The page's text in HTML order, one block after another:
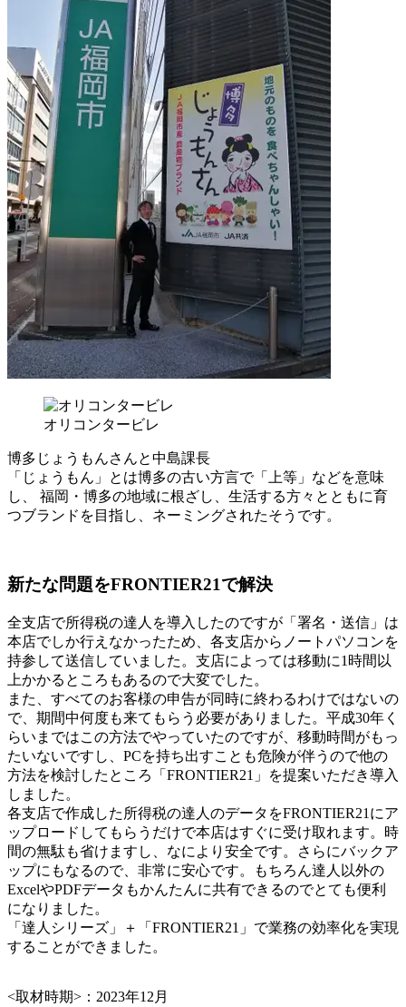
オリコンタービレ
博多じょうもんさんと中島課長
「じょうもん」とは博多の古い方言で「上等」などを意味
し、 福岡・博多の地域に根ざし、生活する方々とともに育
つブランドを目指し、ネーミングされたそうです。
新たな問題をFRONTIER21で解決
全支店で所得税の達人を導入したのですが「署名・送信」は
本店でしか行えなかったため、各支店からノートパソコンを
持参して送信していました。支店によっては移動に1時間以
上かかるところもあるので大変でした。
また、すべてのお客様の申告が同時に終わるわけではないの
で、期間中何度も来てもらう必要がありました。平成30年く
らいまではこの方法でやっていたのですが、移動時間がもっ
たいないですし、PCを持ち出すことも危険が伴うので他の
方法を検討したところ「FRONTIER21」を提案いただき導入
しました。
各支店で作成した所得税の達人のデータをFRONTIER21にア
ップロード してもらうだけで本店はすぐに受け取れます。 時
間の無駄も省けますし、なにより安全です。さらにバックア
ップにもなるので、非常に安心です。もちろん達人以外の
ExcelやPDFデータもかんたんに共有できるのでとても便利
になりました。
「達人シリーズ」＋「FRONTIER21」で業務の効率化を実現
することができました。
<取材時期>：2023年12月